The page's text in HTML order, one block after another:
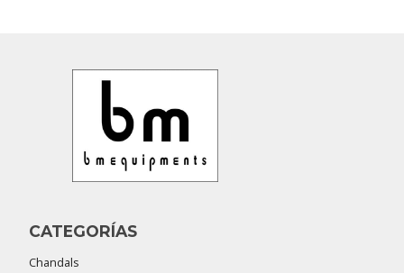
CATEGORÍAS
Chandals